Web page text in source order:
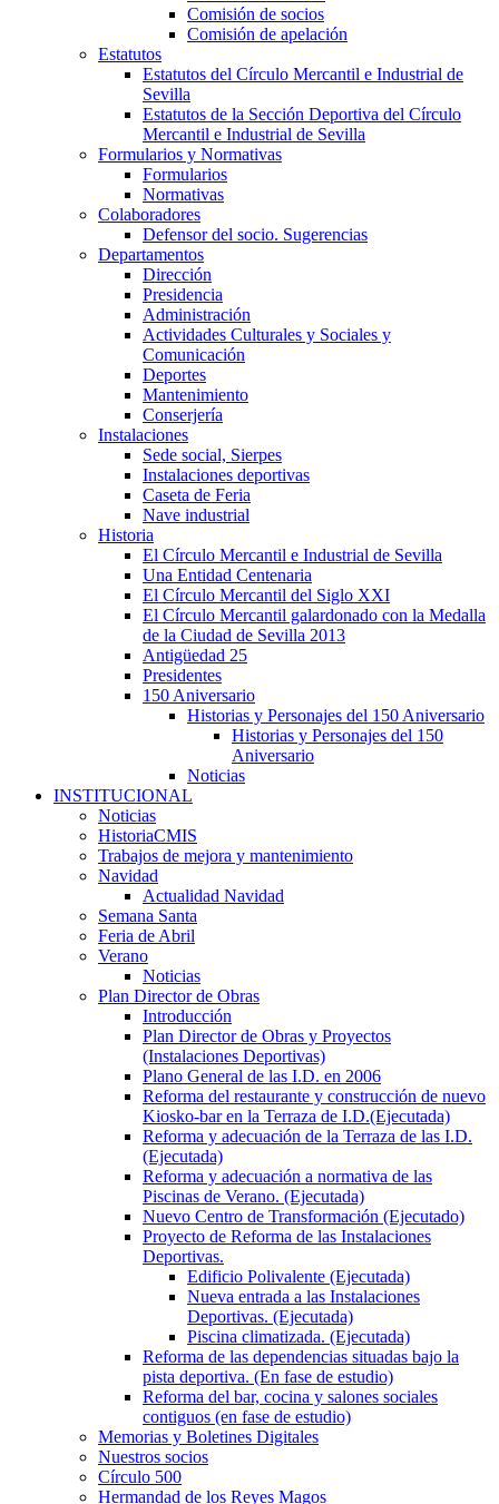
Comisión de socios
Comisión de apelación
Estatutos
Estatutos del Círculo Mercantil e Industrial de
Sevilla
Estatutos de la Sección Deportiva del Círculo
Mercantil e Industrial de Sevilla
Formularios y Normativas
Formularios
Normativas
Colaboradores
Defensor del socio. Sugerencias
Departamentos
Dirección
Presidencia
Administración
Actividades Culturales y Sociales y
Comunicación
Deportes
Mantenimiento
Conserjería
Instalaciones
Sede social, Sierpes
Instalaciones deportivas
Caseta de Feria
Nave industrial
Historia
El Círculo Mercantil e Industrial de Sevilla
Una Entidad Centenaria
El Círculo Mercantil del Siglo XXI
El Círculo Mercantil galardonado con la Medalla
de la Ciudad de Sevilla 2013
Antigüedad 25
Presidentes
150 Aniversario
Historias y Personajes del 150 Aniversario
Historias y Personajes del 150
Aniversario
Noticias
INSTITUCIONAL
Noticias
HistoriaCMIS
Trabajos de mejora y mantenimiento
Navidad
Actualidad Navidad
Semana Santa
Feria de Abril
Verano
Noticias
Plan Director de Obras
Introducción
Plan Director de Obras y Proyectos
(Instalaciones Deportivas)
Plano General de las I.D. en 2006
Reforma del restaurante y construcción de nuevo
Kiosko-bar en la Terraza de I.D.(Ejecutada)
Reforma y adecuación de la Terraza de las I.D.
(Ejecutada)
Reforma y adecuación a normativa de las
Piscinas de Verano. (Ejecutada)
Nuevo Centro de Transformación (Ejecutado)
Proyecto de Reforma de las Instalaciones
Deportivas.
Edificio Polivalente (Ejecutada)
Nueva entrada a las Instalaciones
Deportivas. (Ejecutada)
Piscina climatizada. (Ejecutada)
Reforma de las dependencias situadas bajo la
pista deportiva. (En fase de estudio)
Reforma del bar, cocina y salones sociales
contiguos (en fase de estudio)
Memorias y Boletines Digitales
Nuestros socios
Círculo 500
Hermandad de los Reyes Magos